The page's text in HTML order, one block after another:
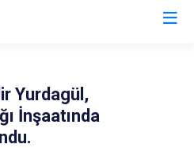
Yurdagül,
İnşaatında